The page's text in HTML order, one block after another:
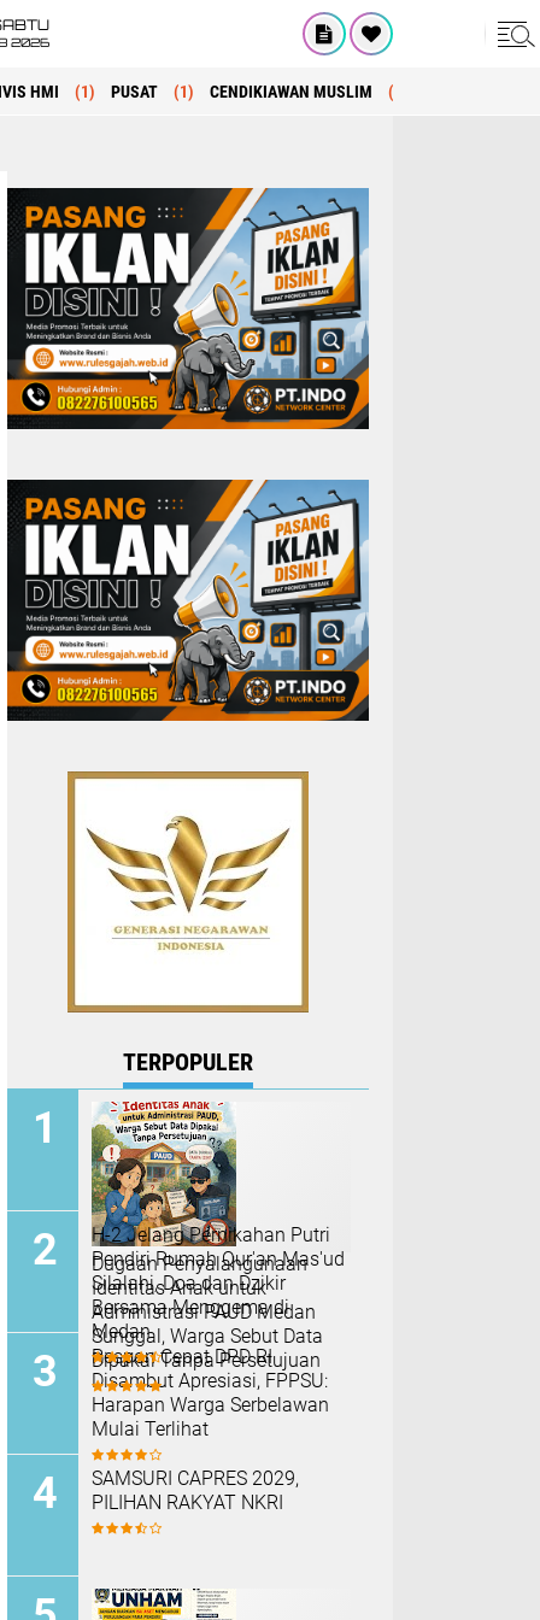
2026
HMI (1) PUSAT (1) CENDIKIAWAN MUSLIM (1)
TERPOPULER
Dugaan Penyalahgunaan
Identitas Anak untuk
Administrasi PAUD Medan
Sunggal, Warga Sebut Data
Dipakai Tanpa Persetujuan
H-2 Jelang Pernikahan Putri
Pendiri Rumah Qur'an Mas'ud
Silalahi, Doa dan Dzikir
Bersama Menggema di
Medan
Respon Cepat DPD RI
Disambut Apresiasi, FPPSU:
Harapan Warga Serbelawan
Mulai Terlihat
SAMSURI CAPRES 2029,
PILIHAN RAKYAT NKRI